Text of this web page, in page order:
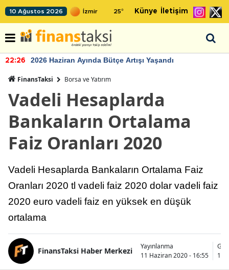
10 Ağustos 2026 25° Künye İletişim
22:26 2026 Haziran Ayında Bütçe Artışı Yaşandı
FinansTaksi Borsa ve Yatırım
Vadeli Hesaplarda
Bankaların Ortalama
Faiz Oranları 2020
Vadeli Hesaplarda Bankaların Ortalama Faiz
Oranları 2020 tl vadeli faiz 2020 dolar vadeli faiz
2020 euro vadeli faiz en yüksek en düşük
ortalama
FinansTaksi Haber Merkezi
Yayınlanma
11 Haziran 2020 - 16:55
12